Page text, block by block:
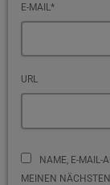
E-MAIL*
URL
NAME, E-MAIL-
MEINEN